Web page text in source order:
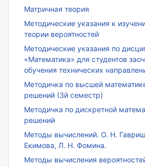
Матричная теория
Методические указания к
теории вероятностей
Методические указания по
«Математика» для студентов
обучения технических
Методичка по высшей
решений (3й семестр)
Методичка по дискретной
решений
Методы вычислений. О. Н.
Екимова, Л. Н. Фомина.
Методы вычисления